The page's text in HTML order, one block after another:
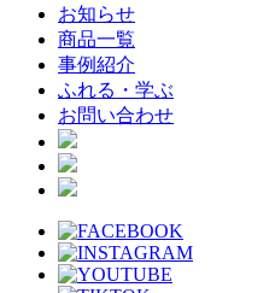
お知らせ
商品一覧
事例紹介
ふれる・学ぶ
お問い合わせ